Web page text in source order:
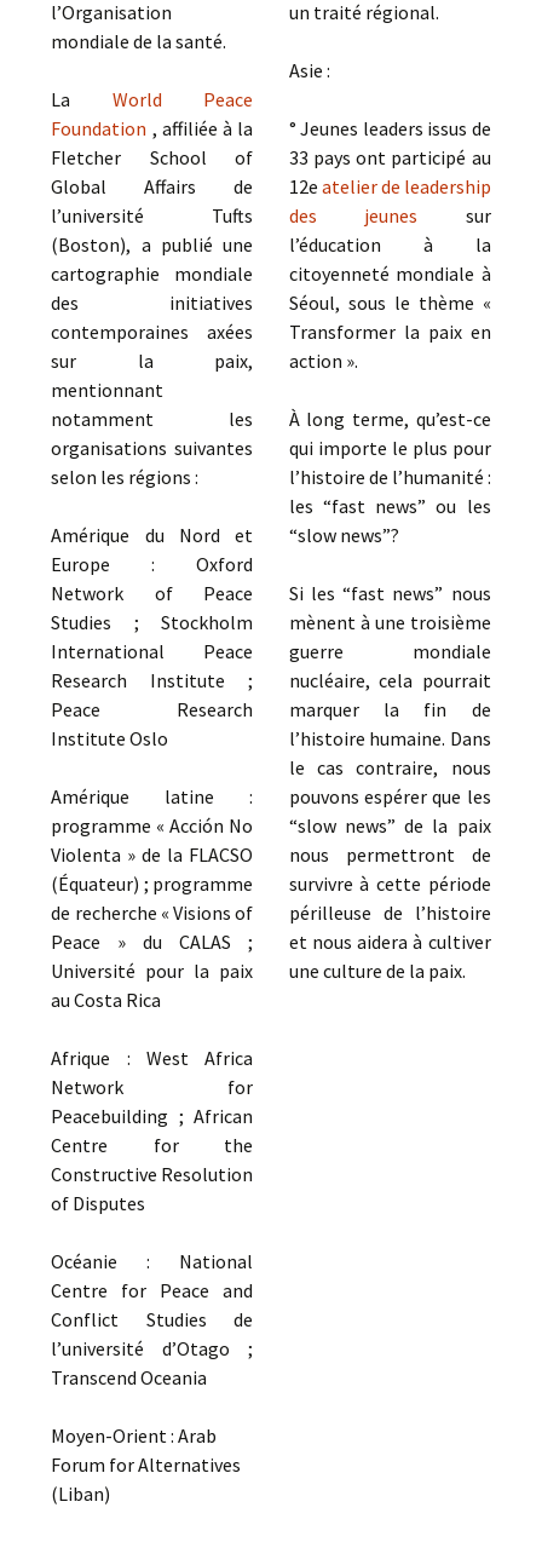
l’Organisation
mondiale de la santé.
La World Peace
Foundation , affiliée à la
Fletcher School of
Global Affairs de
l’université Tufts
(Boston), a publié une
cartographie mondiale
des initiatives
contemporaines axées
sur la paix,
mentionnant
notamment les
organisations suivantes
selon les régions :
Amérique du Nord et
Europe : Oxford
Network of Peace
Studies ; Stockholm
International Peace
Research Institute ;
Peace Research
Institute Oslo
Amérique latine :
programme « Acción No
Violenta » de la FLACSO
(Équateur) ; programme
de recherche « Visions of
Peace » du CALAS ;
Université pour la paix
au Costa Rica
Afrique : West Africa
Network for
Peacebuilding ; African
Centre for the
Constructive Resolution
of Disputes
Océanie : National
Centre for Peace and
Conflict Studies de
l’université d’Otago ;
Transcend Oceania
Moyen-Orient : Arab
Forum for Alternatives
(Liban)
un traité régional.
Asie :
° Jeunes leaders issus de
33 pays ont participé au
12e atelier de leadership
des jeunes sur
l’éducation à la
citoyenneté mondiale à
Séoul, sous le thème «
Transformer la paix en
action ».
À long terme, qu’est-ce
qui importe le plus pour
l’histoire de l’humanité :
les “fast news” ou les
“slow news”?
Si les “fast news” nous
mènent à une troisième
guerre mondiale
nucléaire, cela pourrait
marquer la fin de
l’histoire humaine. Dans
le cas contraire, nous
pouvons espérer que les
“slow news” de la paix
nous permettront de
survivre à cette période
périlleuse de l’histoire
et nous aidera à cultiver
une culture de la paix.